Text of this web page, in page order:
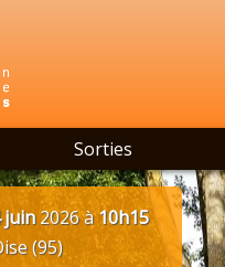
Sorties
juin2026 à10h15
(95)